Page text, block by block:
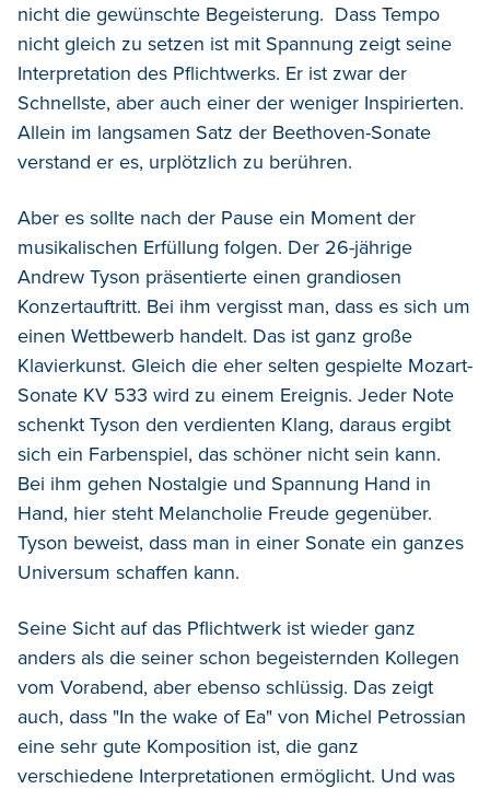
nicht die gewünschte Begeisterung. Dass Tempo
nicht gleich zu setzen ist mit Spannung zeigt seine
Interpretation des Pflichtwerks. Er ist zwar der
Schnellste, aber auch einer der weniger Inspirierten.
Allein im langsamen Satz der Beethoven-Sonate
verstand er es, urplötzlich zu berühren.
Aber es sollte nach der Pause ein Moment der
musikalischen Erfüllung folgen. Der 26-jährige
Andrew Tyson präsentierte einen grandiosen
Konzertauftritt. Bei ihm vergisst man, dass es sich um
einen Wettbewerb handelt. Das ist ganz große
Klavierkunst. Gleich die eher selten gespielte Mozart-
Sonate KV 533 wird zu einem Ereignis. Jeder Note
schenkt Tyson den verdienten Klang, daraus ergibt
sich ein Farbenspiel, das schöner nicht sein kann.
Bei ihm gehen Nostalgie und Spannung Hand in
Hand, hier steht Melancholie Freude gegenüber.
Tyson beweist, dass man in einer Sonate ein ganzes
Universum schaffen kann.
Seine Sicht auf das Pflichtwerk ist wieder ganz
anders als die seiner schon begeisternden Kollegen
vom Vorabend, aber ebenso schlüssig. Das zeigt
auch, dass "In the wake of Ea" von Michel Petrossian
eine sehr gute Komposition ist, die ganz
verschiedene Interpretationen ermöglicht. Und was